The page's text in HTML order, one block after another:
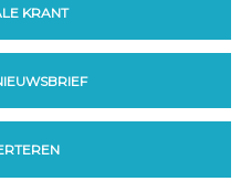
KRANT